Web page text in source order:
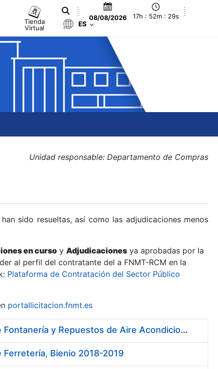
Tienda
Virtual
08/08/2026 17h : 52m : 30s
ES
Unidad responsable: Departamento de Compras
sido resueltas, así como las adjudicaciones menos
en curso y Adjudicaciones ya aprobadas por la
al perfil del contratante del a FNMT-RCM en la
Plataforma de Contratación del Sector Público
portallicitacion.fnmt.es
Contratación de Contrato Marco para el Suministro de Material de Fontanería y Repuestos de Aire Acondicionado, bienio 2018-2019
Bienio 2018-2019